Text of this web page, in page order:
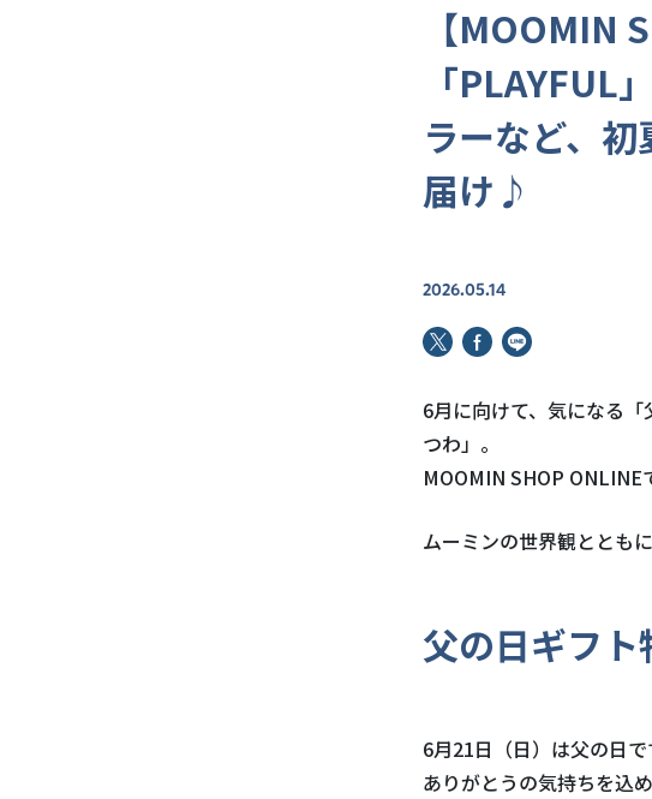
【MOOMIN
「PLAYFUL
ラーなど、
届け♪
2026.05.14
6月に向けて、気になる
つわ」。
MOOMIN SHOP ONLINE
ムーミンの世界観ととも
父の日ギフト
6月21日（日）は父の日で
ありがとうの気持ちを込